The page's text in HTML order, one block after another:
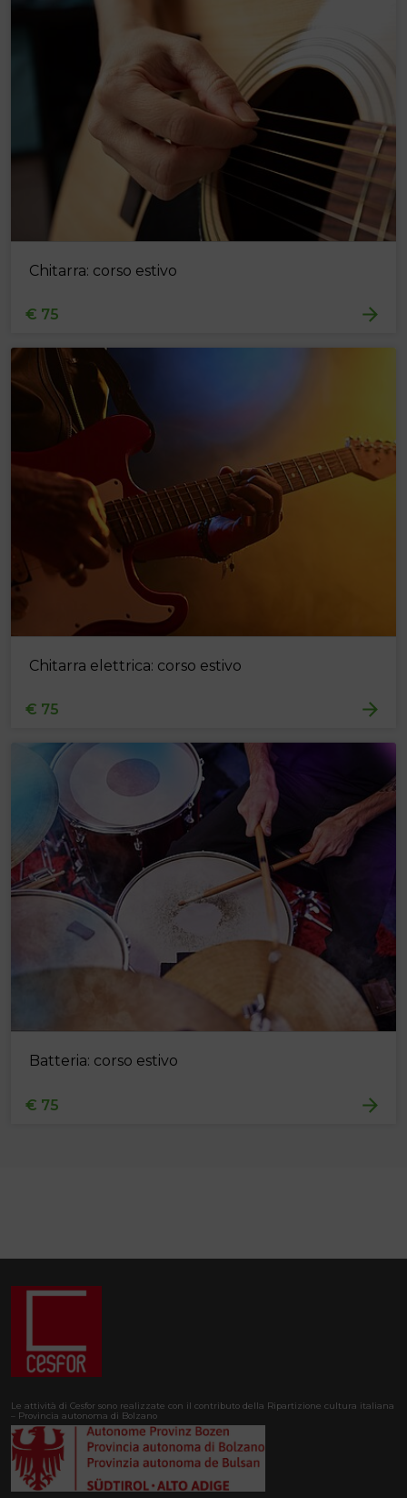
Chitarra: corso estivo
€ 75
Chitarra elettrica: corso estivo
€ 75
Batteria: corso estivo
€ 75
Le attività di Cesfor sono realizzate con il contributo della Ripartizione cultura italiana
– Provincia autonoma di Bolzano